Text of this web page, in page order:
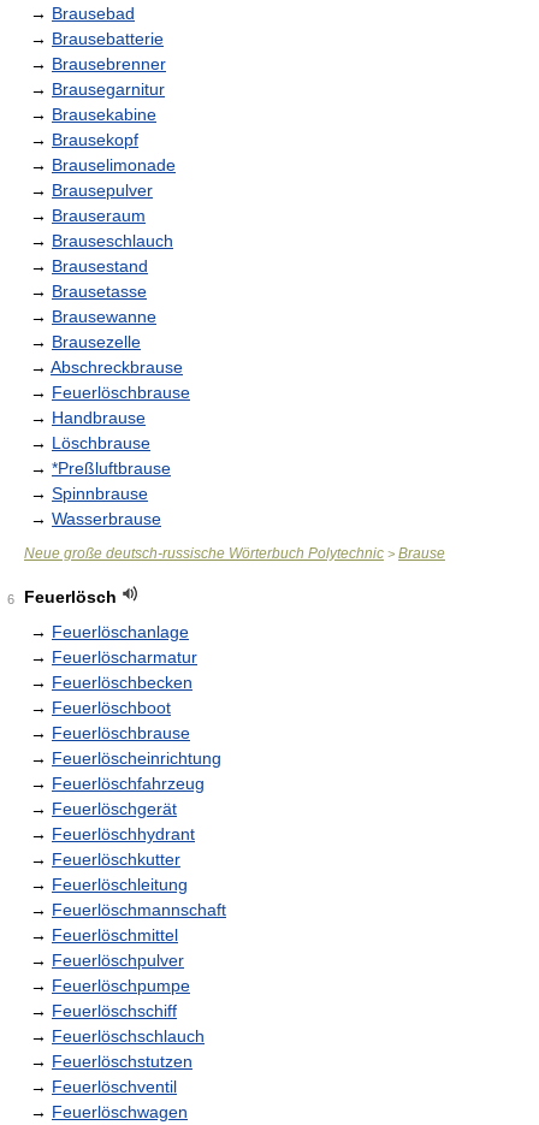
→ Brausebad
→ Brausebatterie
→ Brausebrenner
→ Brausegarnitur
→ Brausekabine
→ Brausekopf
→ Brauselimonade
→ Brausepulver
→ Brauseraum
→ Brauseschlauch
→ Brausestand
→ Brausetasse
→ Brausewanne
→ Brausezelle
→ Abschreckbrause
→ Feuerlöschbrause
→ Handbrause
→ Löschbrause
→ *Preßluftbrause
→ Spinnbrause
→ Wasserbrause
Neue große deutsch-russische Wörterbuch Polytechnic > Brause
6
Feuerlösch
→ Feuerlöschanlage
→ Feuerlöscharmatur
→ Feuerlöschbecken
→ Feuerlöschboot
→ Feuerlöschbrause
→ Feuerlöscheinrichtung
→ Feuerlöschfahrzeug
→ Feuerlöschgerät
→ Feuerlöschhydrant
→ Feuerlöschkutter
→ Feuerlöschleitung
→ Feuerlöschmannschaft
→ Feuerlöschmittel
→ Feuerlöschpulver
→ Feuerlöschpumpe
→ Feuerlöschschiff
→ Feuerlöschschlauch
→ Feuerlöschstutzen
→ Feuerlöschventil
→ Feuerlöschwagen